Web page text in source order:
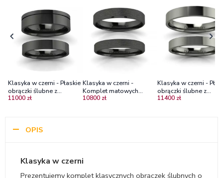
Klasyka w czerni - Płaskie
obrączki ślubne z
czarnego złota, 3.5mm
11000 zł
Klasyka w czerni -
Komplet matowych
obrączek z czarnego
10800 zł
Klasyka w czerni -
obrączki ślubne z
czarnego złota, 3.0mm,
11400 zł
OPIS
Klasyka w czerni
Prezentujemy komplet klasycznych obrączek ślubnych o